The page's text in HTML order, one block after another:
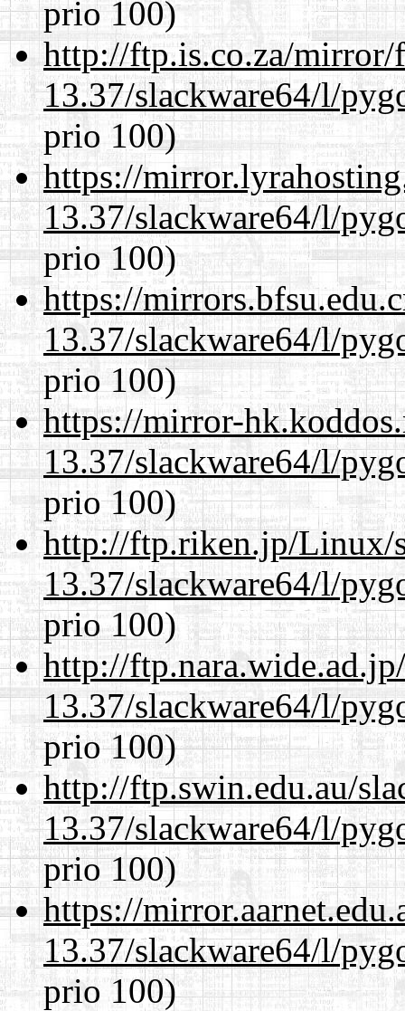
prio 100)
http://ftp.is.co.za/mirror/
13.37/slackware64/l/
prio 100)
https://
13.37/slackware64/l/
prio 100)
https://
13.37/slackware64/l/
prio 100)
https://mirror-
13.37/slackware64/l/
prio 100)
http://ftp.riken.jp/Linux/
13.37/slackware64/l/
prio 100)
http://
13.37/slackware64/l/
prio 100)
http://ftp.swin.edu.au/
13.37/slackware64/l/
prio 100)
https://
13.37/slackware64/l/
prio 100)